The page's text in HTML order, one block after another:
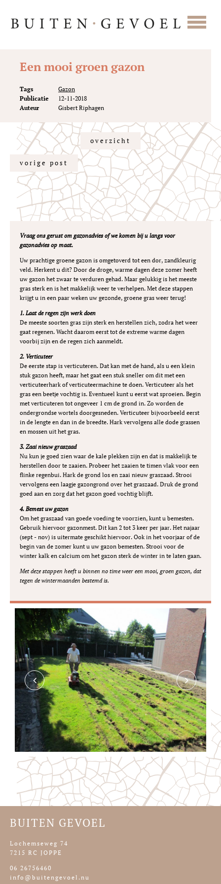
Een mooi groen gazon
Tags
Gazon
Publicatie
12-11-2018
Auteur
Gisbert Riphagen
vorige post
overzicht
Vraag ons gerust om gazonadvies of we komen bij u langs voor
gazonadvies op maat.
Uw prachtige groene gazon is omgetoverd tot een dor, zandkleurig
veld. Herkent u dit? Door de droge, warme dagen deze zomer heeft
uw gazon het zwaar te verduren gehad. Maar gelukkig is het meeste
gras sterk en is het makkelijk weer te verhelpen. Met deze stappen
krijgt u in een paar weken uw gezonde, groene gras weer terug!
1. Laat de regen zijn werk doen
De meeste soorten gras zijn sterk en herstellen zich, zodra het weer
gaat regenen. Wacht daarom eerst tot de extreme warme dagen
voorbij zijn en de regen zich aanmeldt.
2. Verticuteer
De eerste stap is verticuteren. Dat kan met de hand, als u een klein
stuk gazon heeft, maar het gaat een stuk sneller om dit met een
verticuteerhark of verticuteermachine te doen. Verticuteer als het
gras een beetje vochtig is. Eventueel kunt u eerst wat sproeien. Begin
met verticuteren tot ongeveer 1 cm de grond in. Zo worden de
ondergrondse wortels doorgesneden. Verticuteer bijvoorbeeld eerst
in de lengte en dan in de breedte. Hark vervolgens alle dode grassen
en mossen uit het gras.
3. Zaai nieuw graszaad
Nu kun je goed zien waar de kale plekken zijn en dat is makkelijk te
herstellen door te zaaien. Probeer het zaaien te timen vlak voor een
flinke regenbui. Hark de grond los en zaai nieuw graszaad. Strooi
vervolgens een laagje gazongrond over het graszaad. Druk de grond
goed aan en zorg dat het gazon goed vochtig blijft.
4. Bemest uw gazon
Om het graszaad van goede voeding te voorzien, kunt u bemesten.
Gebruik hiervoor gazonmest. Dit kan 2 tot 3 keer per jaar. Het najaar
(sept - nov) is uitermate geschikt hiervoor. Ook in het voorjaar of de
begin van de zomer kunt u uw gazon bemesten. Strooi voor de
winter kalk en calcium om het gazon sterk de winter in te laten gaan.
Met deze stappen heeft u binnen no time weer een mooi, groen gazon, dat
tegen de wintermaanden bestemd is.
BUITEN GEVOEL
Lochemseweg 74
7215 RC JOPPE
06 26756460
info@buitengevoel.nu